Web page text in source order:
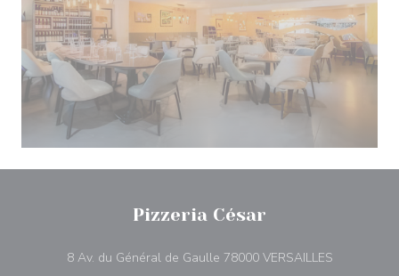
Pizzeria César
8 Av. du Général de Gaulle 78000 VERSAILLES((otevře se